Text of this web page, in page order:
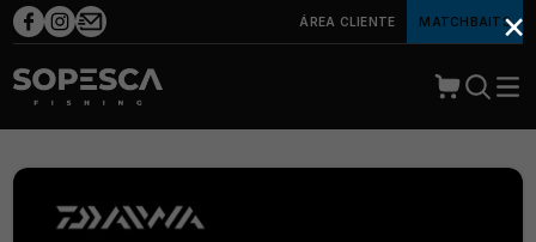
ÁREA CLIENTE MATCHBAITS×